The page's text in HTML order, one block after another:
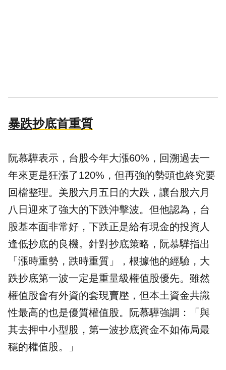
暴跌抄底首重質
阮慕驊表示，台股今年大漲60%，回溯過去一
年來更是狂漲了120%，但再強的勢頭也終究要
回檔整理。美股六月五日的大跌，讓台股六月
八日迎來了強大的下跌沖擊波。但他認為，台
股基本面非常好，下跌正是給有現金的投資人
逢低抄底的良機。針對抄底策略，阮慕驊指出
「漲時重勢，跌時重質」，根據他的經驗，大
跌抄底第一波一定是重量級權值股優先。雖然
權值股會有外資的套現賣壓，但本土資金共識
性最高的也是優質權值股。阮慕驊強調：「與
其去押中小型股，第一波抄底資金不如佈局最
穩的權值股。」